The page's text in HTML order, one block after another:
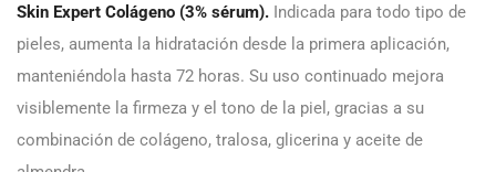
Skin Expert Colágeno (3% sérum). Indicada para todo tipo de
pieles, aumenta la hidratación desde la primera aplicación,
manteniéndola hasta 72 horas. Su uso continuado mejora
visiblemente la firmeza y el tono de la piel, gracias a su
combinación de colágeno, tralosa, glicerina y aceite de